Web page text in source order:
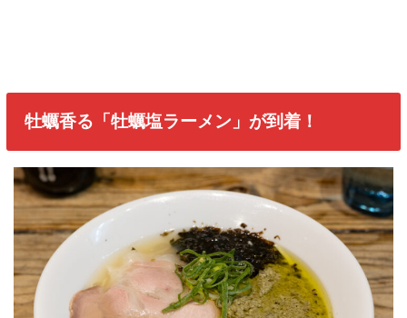
牡蠣香る「牡蠣塩ラーメン」が到着！